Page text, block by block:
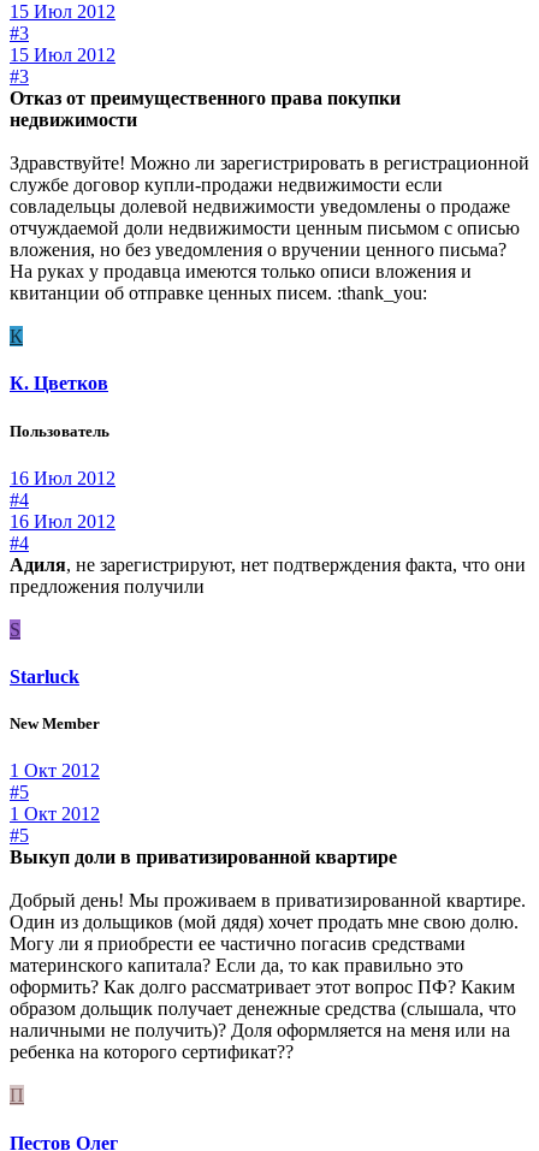
15 Июл 2012
#3
15 Июл 2012
#3
Отказ от преимущественного права покупки
недвижимости
Здравствуйте! Можно ли зарегистрировать в регистрационной
службе договор купли-продажи недвижимости если
совладельцы долевой недвижимости уведомлены о продаже
отчуждаемой доли недвижимости ценным письмом с описью
вложения, но без уведомления о вручении ценного письма?
На руках у продавца имеются только описи вложения и
квитанции об отправке ценных писем. :thank_you:
К
К. Цветков
Пользователь
16 Июл 2012
#4
16 Июл 2012
#4
Адиля, не зарегистрируют, нет подтверждения факта, что они
предложения получили
S
Starluck
New Member
1 Окт 2012
#5
1 Окт 2012
#5
Выкуп доли в приватизированной квартире
Добрый день! Мы проживаем в приватизированной квартире.
Один из дольщиков (мой дядя) хочет продать мне свою долю.
Могу ли я приобрести ее частично погасив средствами
материнского капитала? Если да, то как правильно это
оформить? Как долго рассматривает этот вопрос ПФ? Каким
образом дольщик получает денежные средства (слышала, что
наличными не получить)? Доля оформляется на меня или на
ребенка на которого сертификат??
П
Пестов Олег